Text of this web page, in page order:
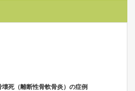
死（離断性骨軟骨炎）の症例